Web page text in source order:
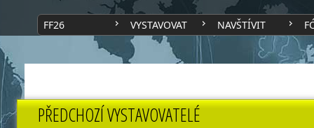
FF26 VYSTAVOVAT NAVŠTÍVIT
PŘEDCHOZÍ VYSTAVOVATELÉ